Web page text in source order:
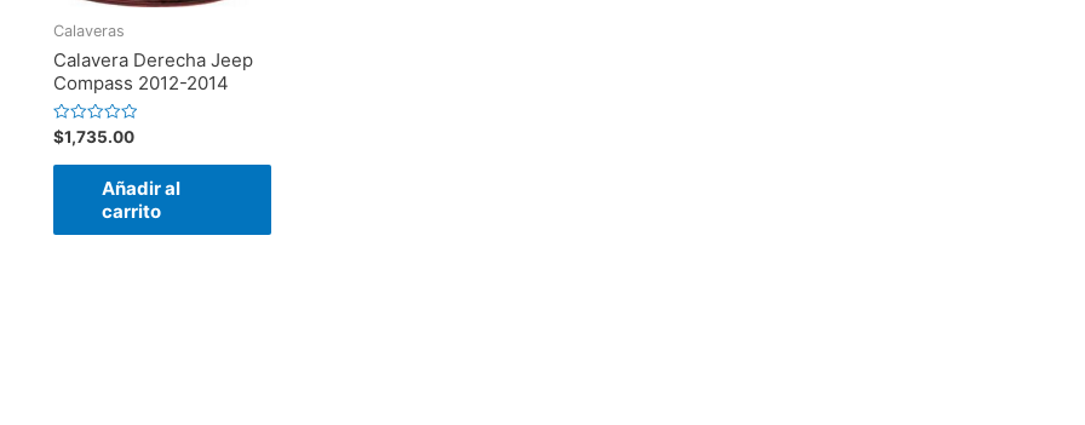
Calaveras
Calavera Derecha Jeep
Compass 2012-2014
Valorado
en
0
$1,735.00
Añadir al
carrito